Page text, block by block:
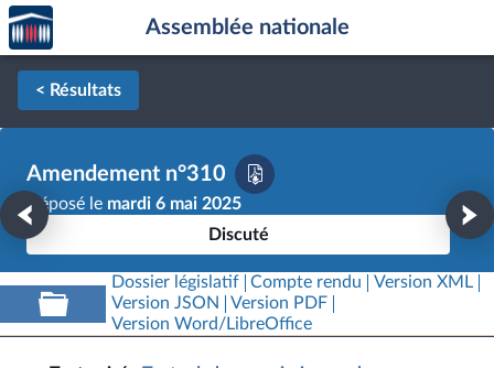
Aller au contenu
Aller en bas de la page
Accèder
à la
page
d'accueil
Assemblée nationale
< Résultats
Amendement n°310
Déposé le mardi 6 mai 2025
Discuté
Dossier législatif Compte rendu
Version XML
Version JSON
Version PDF
Version Word/LibreOffice